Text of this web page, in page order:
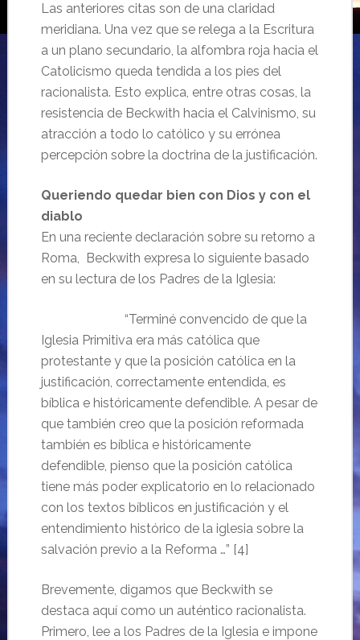
Las anteriores citas son de una claridad
meridiana. Una vez que se relega a la Escritura
a un plano secundario, la alfombra roja hacia el
Catolicismo queda tendida a los pies del
racionalista. Esto explica, entre otras cosas, la
resistencia de Beckwith hacia el Calvinismo, su
atracción a todo lo católico y su errónea
percepción sobre la doctrina de la justificación.
Queriendo quedar bien con Dios y con el
diablo
En una reciente declaración sobre su retorno a
Roma, Beckwith expresa lo siguiente basado
en su lectura de los Padres de la Iglesia:
“Terminé convencido de que la
Iglesia Primitiva era más católica que
protestante y que la posición católica en la
justificación, correctamente entendida, es
bíblica e históricamente defendible. A pesar de
que también creo que la posición reformada
también es bíblica e históricamente
defendible, pienso que la posición católica
tiene más poder explicatorio en lo relacionado
con los textos bíblicos en justificación y el
entendimiento histórico de la iglesia sobre la
salvación previo a la Reforma …” [4]
Brevemente, digamos que Beckwith se
destaca aquí como un auténtico racionalista.
Primero, lee a los Padres de la Iglesia e impone